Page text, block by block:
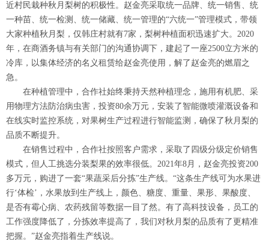
近村民栽种秋月梨树的积极性。赵金亮采取统一品牌、统一销售、统
一种苗、统一检测、统一储藏、统一管理的“六统一”管理模式，带领
大家种植秋月梨，仅韩庄村就有7家，梨树种植面积迅速扩大。2020
年，在商酒务镇与有关部门的沟通协调下，建起了一座2500立方米的
冷库，以集体经济的名义租赁给赵金亮使用，解了赵金亮的燃眉之
急。
在种植管理中，合作社始终秉持天然种植理念，施用有机肥、采
用物理方法防治病虫害，投资80余万元，安装了智能微喷灌溉设备和
在线实时监控系统，对果树生产过程进行智能监测，确保了秋月梨的
品质不断提升。
在销售过程中，合作社按照客户需求，采取了四级分级定价销售
模式，但人工挑选分装梨果的效率很低。2021年8月，赵金亮投资200
多万元，购进了一套“果蔬采后分拣”生产线。“这条生产线可为水果进
行‘体检’，水果放到生产线上，颜色、糖度、重量、果形、果酸度、
是否有霉心病、农药残留等数据一目了然。有了高科技设备，员工的
工作强度降低了，分拣效率提高了，我们对秋月梨的品质有了更精准
把握。”赵金亮指着生产线说。